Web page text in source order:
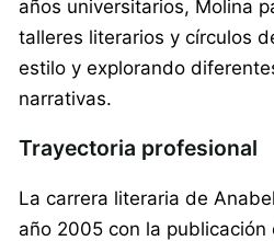
años universitarios, Molina
talleres literarios y círculos
estilo y explorando
narrativas.
Trayectoria profesional
La carrera literaria de
año 2005 con la publicación